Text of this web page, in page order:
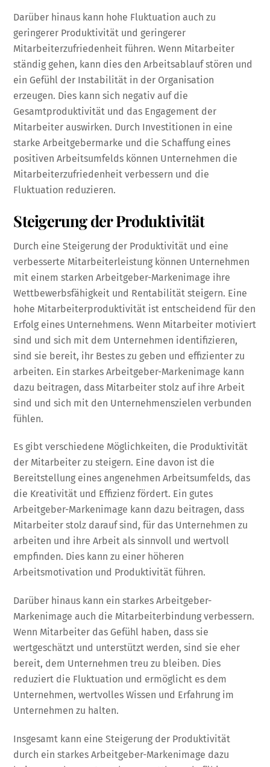
Darüber hinaus kann hohe Fluktuation auch zu
geringerer Produktivität und geringerer
Mitarbeiterzufriedenheit führen. Wenn Mitarbeiter
ständig gehen, kann dies den Arbeitsablauf stören und
ein Gefühl der Instabilität in der Organisation
erzeugen. Dies kann sich negativ auf die
Gesamtproduktivität und das Engagement der
Mitarbeiter auswirken. Durch Investitionen in eine
starke Arbeitgebermarke und die Schaffung eines
positiven Arbeitsumfelds können Unternehmen die
Mitarbeiterzufriedenheit verbessern und die
Fluktuation reduzieren.
Steigerung der Produktivität
Durch eine Steigerung der Produktivität und eine
verbesserte Mitarbeiterleistung können Unternehmen
mit einem starken Arbeitgeber-Markenimage ihre
Wettbewerbsfähigkeit und Rentabilität steigern. Eine
hohe Mitarbeiterproduktivität ist entscheidend für den
Erfolg eines Unternehmens. Wenn Mitarbeiter motiviert
sind und sich mit dem Unternehmen identifizieren,
sind sie bereit, ihr Bestes zu geben und effizienter zu
arbeiten. Ein starkes Arbeitgeber-Markenimage kann
dazu beitragen, dass Mitarbeiter stolz auf ihre Arbeit
sind und sich mit den Unternehmenszielen verbunden
fühlen.
Es gibt verschiedene Möglichkeiten, die Produktivität
der Mitarbeiter zu steigern. Eine davon ist die
Bereitstellung eines angenehmen Arbeitsumfelds, das
die Kreativität und Effizienz fördert. Ein gutes
Arbeitgeber-Markenimage kann dazu beitragen, dass
Mitarbeiter stolz darauf sind, für das Unternehmen zu
arbeiten und ihre Arbeit als sinnvoll und wertvoll
empfinden. Dies kann zu einer höheren
Arbeitsmotivation und Produktivität führen.
Darüber hinaus kann ein starkes Arbeitgeber-
Markenimage auch die Mitarbeiterbindung verbessern.
Wenn Mitarbeiter das Gefühl haben, dass sie
wertgeschätzt und unterstützt werden, sind sie eher
bereit, dem Unternehmen treu zu bleiben. Dies
reduziert die Fluktuation und ermöglicht es dem
Unternehmen, wertvolles Wissen und Erfahrung im
Unternehmen zu halten.
Insgesamt kann eine Steigerung der Produktivität
durch ein starkes Arbeitgeber-Markenimage dazu